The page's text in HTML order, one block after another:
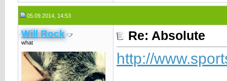
05.09.2014, 14:53
Will Rock
what Re: Absolute
http://